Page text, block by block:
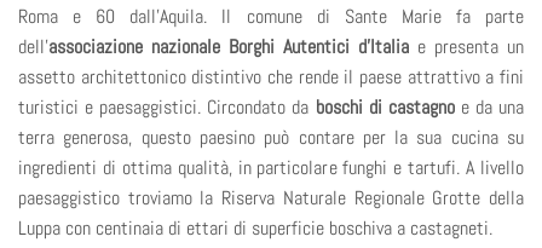
Roma e 60 dall’Aquila. Il comune di Sante Marie fa parte
dell’associazione nazionale Borghi Autentici d’Italia e presenta un
assetto architettonico distintivo che rende il paese attrattivo a fini
turistici e paesaggistici. Circondato da boschi di castagnoe da una
terra generosa, questo paesino può contare per la sua cucina su
ingredienti di ottima qualità, in particolare funghi e tartufi. A livello
paesaggistico troviamo la Riserva Naturale Regionale Grotte della
Luppa con centinaia di ettari di superficie boschiva a castagneti.